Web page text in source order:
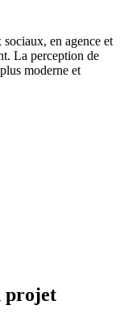
en agence et
La perception de
moderne et
projet